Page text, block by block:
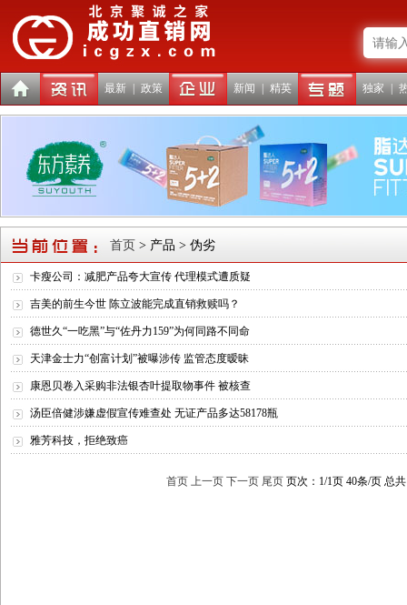
最新 政策 新闻 精英 独家
首页 > 产品 > 伪劣
卡瘦公司：减肥产品夸大宣传 代理模式遭质疑
吉美的前生今世 陈立波能完成直销救赎吗？
德世久“一吃黑”与“佐丹力159”为何同路不同命
天津金士力“创富计划”被曝涉传 监管态度暧昧
康恩贝卷入采购非法银杏叶提取物事件 被核查
汤臣倍健涉嫌虚假宣传难查处 无证产品多达58178瓶
雅芳科技，拒绝致癌
首页 上一页 下一页 尾页 页次：1/1页 40条/页 总